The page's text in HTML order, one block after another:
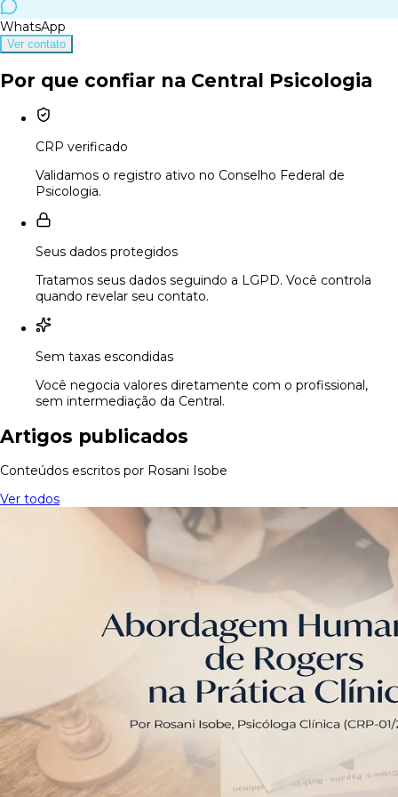
WhatsApp
Ver contato
Por que confiar na Central Psicologia
CRP verificado
Validamos o registro ativo no Conselho Federal de
Psicologia.
Seus dados protegidos
Tratamos seus dados seguindo a LGPD. Você controla
quando revelar seu contato.
Sem taxas escondidas
Você negocia valores diretamente com o profissional,
sem intermediação da Central.
Artigos publicados
Conteúdos escritos por Rosani Isobe
Ver todos